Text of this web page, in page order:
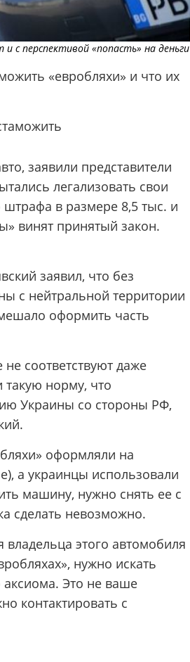
с перспективой «попасть» на деньги
«евробляхи» и что их
заявили представители
легализовать свои
штрафа в размере 8,5 тыс. и
винят принятый закон.
заявил, что без
с нейтральной территории
оформить часть
соответствуют даже
такую норму, что
Украины со стороны РФ,
оформляли на
а украинцы использовали
машину, нужно снять ее с
сделать невозможно.
этого автомобиля
нужно искать
аксиома. Это не ваше
контактировать с